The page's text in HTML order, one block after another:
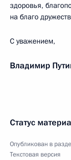
здоровья,
на благо
С уважением,
Владимир
Статус
Опубликован в
Текстовая версия